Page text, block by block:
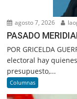
agosto 7, 2026
PASADO
POR GRICELDA
electoral hay
presupuesto,...
Columnas